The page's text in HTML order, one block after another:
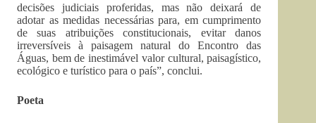
decisões judiciais proferidas, mas não deixará de
adotar as medidas necessárias para, em cumprimento
de suas atribuições constitucionais, evitar danos
irreversíveis à paisagem natural do Encontro das
Águas, bem de inestimável valor cultural, paisagístico,
ecológico e turístico para o país”, conclui.
Poeta